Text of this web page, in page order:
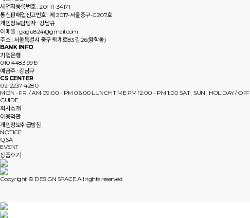
사업자등록번호 : 201-11-34171
통신판매업신고번호 : 제 2017-서울중구-0207호
개인정보담당자 : 강남규
이메일 : gagu824@gmail.com
주소 : 서울특별시 중구 퇴계로83길 26(황학동)
BANK INFO
기업은행
010 4483 9919
예금주 : 강남규
CS CENTER
02-2237-4280
MON - FRI / AM 09:00 - PM 06:00 LUNCH TIME PM 12:00 - PM 1:00 SAT , SUN , HOLIDAY / OFF
GUIDE
회사소개
이용약관
개인정보취급방침
NOTICE
Q&A
EVENT
상품후기
Copyright © DESIGN SPACE All rights reserved.